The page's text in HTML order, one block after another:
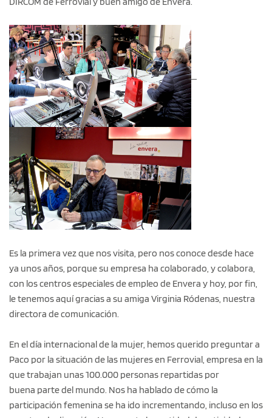
Es la primera vez que nos visita, pero nos conoce desde hace
ya unos años, porque su empresa ha colaborado, y colabora,
con los centros especiales de empleo de Envera y hoy, por fin,
le tenemos aquí gracias a su amiga Virginia Ródenas, nuestra
directora de comunicación.
En el día internacional de la mujer, hemos querido preguntar a
Paco por la situación de las mujeres en Ferrovial, empresa en la
que trabajan unas 100.000 personas repartidas por
buena parte del mundo. Nos ha hablado de cómo la
participación femenina se ha ido incrementando, incluso en los